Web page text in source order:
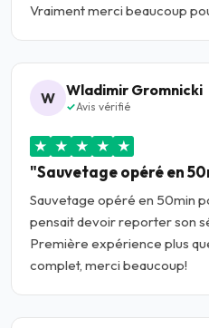
Vraiment merci beaucoup
★ ★ ★ ★ ★
"Sauvetage opéré en
Sauvetage opéré en 50min
pensait devoir reporter son
Première expérience plus
complet, merci beaucoup!
W Wladimir Gromnicki
Avis vérifié